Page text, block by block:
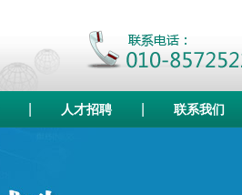
人才招聘 联系我们